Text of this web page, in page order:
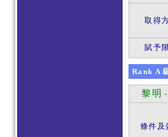
取得
賦予
Rank A
黎明
條件及